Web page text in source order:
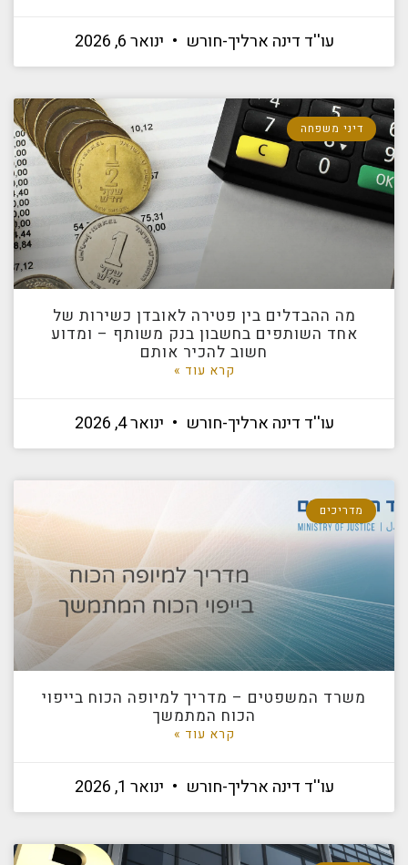
עו''ד דינה ארליך-חורש ינואר 6, 2026
דיני משפחה
מה ההבדלים בין פטירה לאובדן כשירות של
אחד השותפים בחשבון בנק משותף – ומדוע
חשוב להכיר אותם
קרא עוד »
עו''ד דינה ארליך-חורש ינואר 4, 2026
מדריכים
משרד המשפטים – מדריך למיופה הכוח בייפוי
הכוח המתמשך
קרא עוד »
עו''ד דינה ארליך-חורש ינואר 1, 2026